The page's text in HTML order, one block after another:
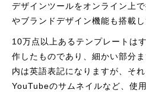
デザインツールをオンライン上
やブランドデザイン機能も搭載し
10万点以上あるテンプレートは
作したものであり、細かい部分
内は英語表記になりますが、そ
YouTubeのサムネイルなど、使